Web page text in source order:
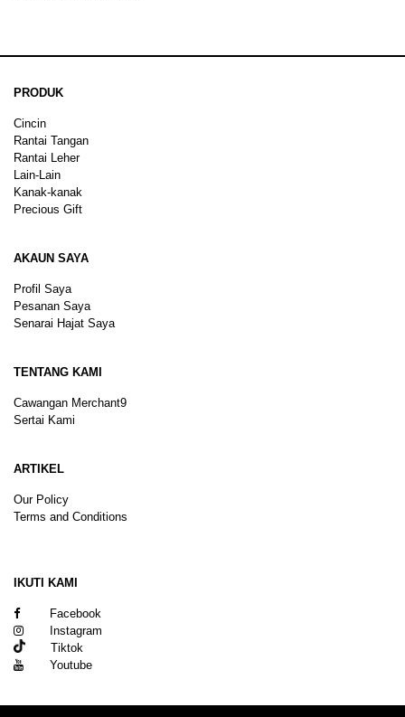
PRODUK
Cincin
Rantai Tangan
Rantai Leher
Lain-Lain
Kanak-kanak
Precious Gift
AKAUN SAYA
Profil Saya
Pesanan Saya
Senarai Hajat Saya
TENTANG KAMI
Cawangan Merchant9
Sertai Kami
ARTIKEL
Our Policy
Terms and Conditions
IKUTI KAMI
Facebook
Instagram
Tiktok
Youtube